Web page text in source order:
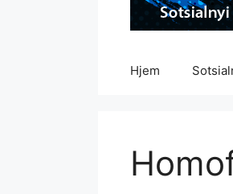
Hjem